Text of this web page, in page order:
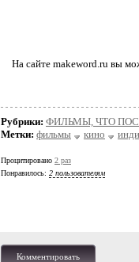
На сайте makeword.ru вы
Рубрики: ФИЛЬМЫ, ЧТО
Метки: фильмы кино
Процитировано 2 раз
Понравилось: 2 пользователям
Комментировать